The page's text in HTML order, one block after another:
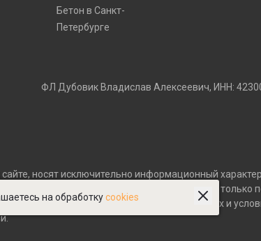
Бетон в Санкт-
Петербурге
ФЛ Дубовик Владислав Алексеевич, ИНН:
носят исключительно информационный
Федерации. Договор может быть составлен только
точной информации о стоимости, сроках и
на обработкуcookies